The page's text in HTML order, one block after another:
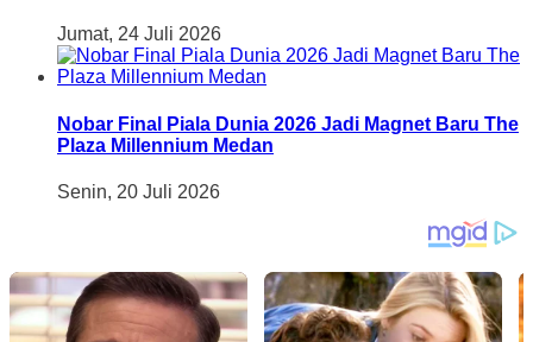
Jumat, 24 Juli 2026
Nobar Final Piala Dunia 2026 Jadi Magnet Baru The
Plaza Millennium Medan
Senin, 20 Juli 2026